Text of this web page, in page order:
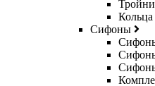
Кольца
Сифоны